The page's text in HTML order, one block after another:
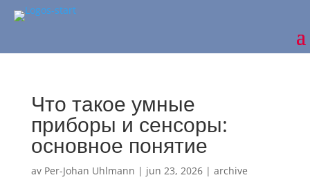
Что такое умные
приборы и сенсоры:
основное понятие
av Per-Johan Uhlmann | jun 23, 2026| archive